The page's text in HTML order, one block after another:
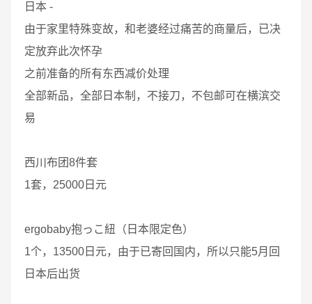
日本 -
由于家里特殊变故，和老婆经过痛苦的商量后，已决
定放弃此次怀孕
之前准备的所有东西减价处理
全部新品，全部日本制，不接刀，不包邮可在横滨交
易
西川布团8件套
1套，25000日元
ergobaby抱っこ紐（日本限定色）
1个，13500日元，由于已寄回国内，所以只能5月回
日本后出货